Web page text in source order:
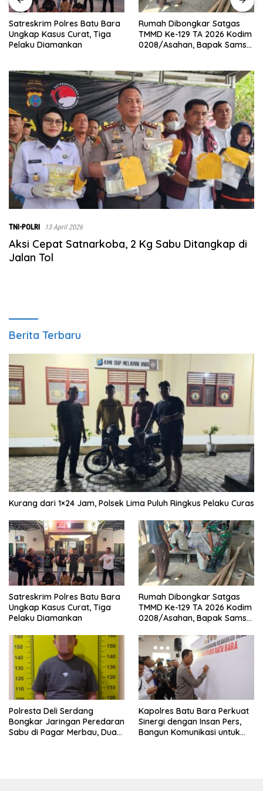
Satreskrim Polres Batu Bara
Ungkap Kasus Curat, Tiga
Pelaku Diamankan
Rumah Dibongkar Satgas
TMMD Ke-129 TA 2026 Kodim
0208/Asahan, Bapak Samsul
Segera Terwujud
TNI-POLRI 13 April 2026
Aksi Cepat Satnarkoba, 2 Kg Sabu Ditangkap di
Jalan Tol
Berita Terbaru
Kurang dari 1×24 Jam, Polsek Lima Puluh Ringkus Pelaku Curas
Satreskrim Polres Batu Bara
Ungkap Kasus Curat, Tiga
Pelaku Diamankan
Rumah Dibongkar Satgas
TMMD Ke-129 TA 2026 Kodim
0208/Asahan, Bapak Samsul
Miliki Rumah Layak Huni
Segera Terwujud
Polresta Deli Serdang
Bongkar Jaringan Peredaran
Sabu di Pagar Merbau, Dua
Kapolres Batu Bara Perkuat
Sinergi dengan Insan Pers,
Bangun Komunikasi untuk